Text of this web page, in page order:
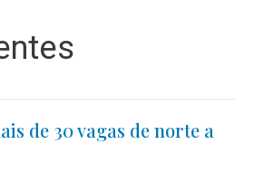
de 30 vagas de norte a